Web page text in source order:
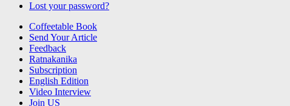
Lost your password?
Coffeetable Book
Send Your Article
Feedback
Ratnakanika
Subscription
English Edition
Video Interview
Join US